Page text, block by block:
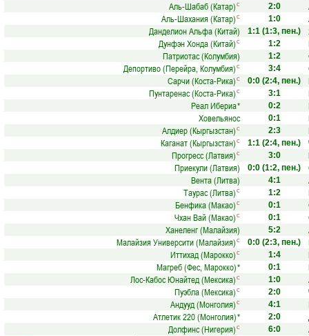
Аль-Шабаб (Катар) с 2:0
Аль-Шахания (Катар) с 1:0
Данделион Альфа (Китай)
1:1 (1:3, пен.)
Дунфэн Хонда (Китай) с 1:2
Патриотас (Колумбия)
1:2
Депортиво (Перейра, Колумбия) с 3:4
Сарчи (Коста-Рика) с 0:0 (2:4, пен.)
Пунтаренас (Коста-Рика) с 3:1
Реал Ибериа* 0:2
Ховельянос
0:1
Алдиер (Кыргызстан) с 2:3
Каганат (Кыргызстан) с 1:1 (2:4, пен.)
Прогресс (Латвия) с 3:0
Приекули (Латвия)
0:0 (1:2, пен.)
Вента (Литва)
4:1
Таурас (Литва) с 1:2
Бенфика (Макао) с 0:1
Чхан Вай (Макао) с 0:1
Ханеленг (Малайзия)
5:2
Малайзия Университи (Малайзия) с 0:0 (2:3, пен.)
Иттихад (Марокко) с 1:4
Магреб (Фес, Марокко)* 0:1
Лос-Кабос Юнайтед (Мексика) с 1:0
Пуэбла (Мексика) с 2:0
Андууд (Монголия) с 4:1
Атлетик 220 (Монголия)* 2:0
Долфинс (Нигерия) с 6:0